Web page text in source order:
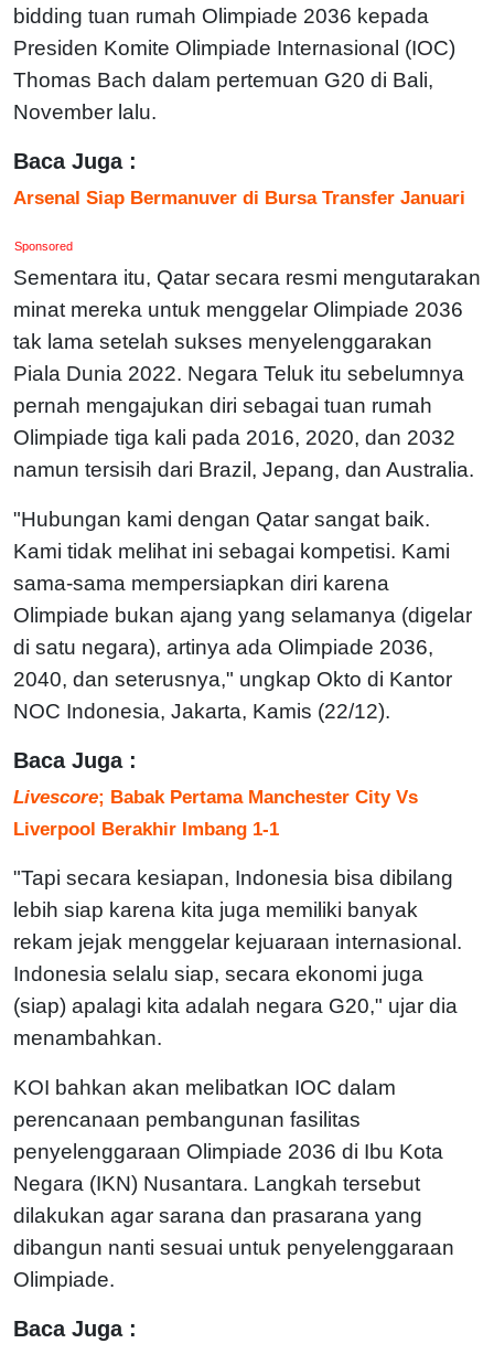
bidding tuan rumah Olimpiade 2036 kepada
Presiden Komite Olimpiade Internasional (IOC)
Thomas Bach dalam pertemuan G20 di Bali,
November lalu.
Baca Juga :
Arsenal Siap Bermanuver di Bursa Transfer Januari
Sponsored
Sementara itu, Qatar secara resmi mengutarakan
minat mereka untuk menggelar Olimpiade 2036
tak lama setelah sukses menyelenggarakan
Piala Dunia 2022. Negara Teluk itu sebelumnya
pernah mengajukan diri sebagai tuan rumah
Olimpiade tiga kali pada 2016, 2020, dan 2032
namun tersisih dari Brazil, Jepang, dan Australia.
"Hubungan kami dengan Qatar sangat baik.
Kami tidak melihat ini sebagai kompetisi. Kami
sama-sama mempersiapkan diri karena
Olimpiade bukan ajang yang selamanya (digelar
di satu negara), artinya ada Olimpiade 2036,
2040, dan seterusnya," ungkap Okto di Kantor
NOC Indonesia, Jakarta, Kamis (22/12).
Baca Juga :
Livescore; Babak Pertama Manchester City Vs
Liverpool Berakhir Imbang 1-1
"Tapi secara kesiapan, Indonesia bisa dibilang
lebih siap karena kita juga memiliki banyak
rekam jejak menggelar kejuaraan internasional.
Indonesia selalu siap, secara ekonomi juga
(siap) apalagi kita adalah negara G20," ujar dia
menambahkan.
KOI bahkan akan melibatkan IOC dalam
perencanaan pembangunan fasilitas
penyelenggaraan Olimpiade 2036 di Ibu Kota
Negara (IKN) Nusantara. Langkah tersebut
dilakukan agar sarana dan prasarana yang
dibangun nanti sesuai untuk penyelenggaraan
Olimpiade.
Baca Juga :